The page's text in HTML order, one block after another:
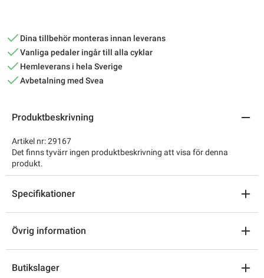
Dina tillbehör monteras innan leverans
Vanliga pedaler ingår till alla cyklar
Hemleverans i hela Sverige
Avbetalning med Svea
Produktbeskrivning
Artikel nr: 29167
Det finns tyvärr ingen produktbeskrivning att visa för denna
produkt.
Specifikationer
Övrig information
Butikslager